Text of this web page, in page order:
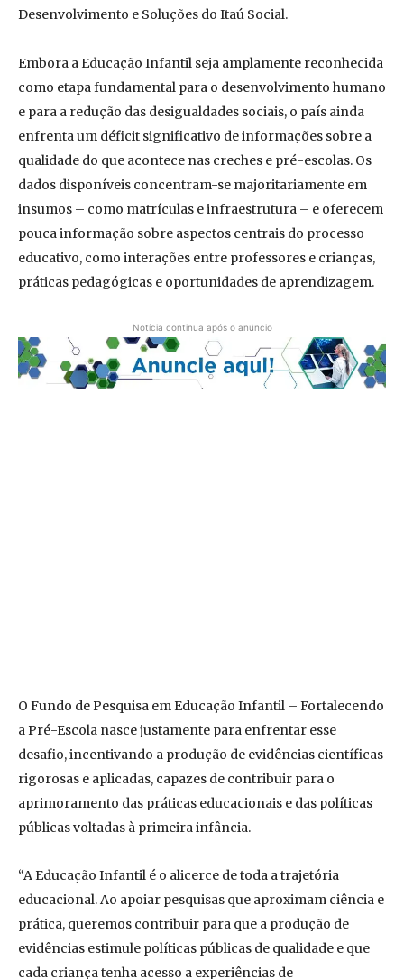
Desenvolvimento e Soluções do Itaú Social.
Embora a Educação Infantil seja amplamente reconhecida
como etapa fundamental para o desenvolvimento humano
e para a redução das desigualdades sociais, o país ainda
enfrenta um déficit significativo de informações sobre a
qualidade do que acontece nas creches e pré-escolas. Os
dados disponíveis concentram-se majoritariamente em
insumos – como matrículas e infraestrutura – e oferecem
pouca informação sobre aspectos centrais do processo
educativo, como interações entre professores e crianças,
práticas pedagógicas e oportunidades de aprendizagem.
Notícia continua após o anúncio
O Fundo de Pesquisa em Educação Infantil – Fortalecendo
a Pré-Escola nasce justamente para enfrentar esse
desafio, incentivando a produção de evidências científicas
rigorosas e aplicadas, capazes de contribuir para o
aprimoramento das práticas educacionais e das políticas
públicas voltadas à primeira infância.
“A Educação Infantil é o alicerce de toda a trajetória
educacional. Ao apoiar pesquisas que aproximam ciência e
prática, queremos contribuir para que a produção de
evidências estimule políticas públicas de qualidade e que
cada criança tenha acesso a experiências de